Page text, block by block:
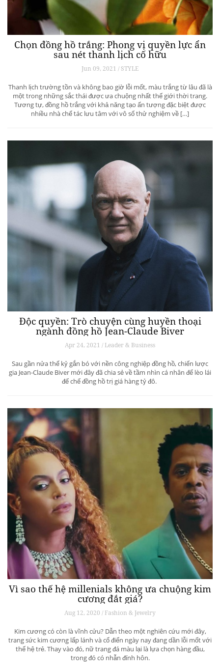
Chọn đồng hồ trắng: Phong vị quyền lực ẩn
sau nét thanh lịch cố hữu
Jun 09, 2021 / STYLE
Thanh lịch trường tồn và không bao giờ lỗi mốt, màu trắng từ lâu đã là
một trong những sắc thái được ưa chuộng nhất thế giới thời trang.
Tương tự, đồng hồ trắng với khả năng tạo ấn tượng đặc biệt được
nhiều nhà chế tác lưu tâm với vô số thử nghiệm về […]
Độc quyền: Trò chuyện cùng huyền thoại
ngành đồng hồ Jean-Claude Biver
Apr 24, 2021 / Leader & Business
Sau gần nửa thế kỷ gắn bó với nền công nghiệp đồng hồ, chiến lược
gia Jean-Claude Biver mới đây đã chia sẻ về tầm nhìn cá nhân để lèo lái
đế chế đồng hồ trị giá hàng tỷ đô.
Vì sao thế hệ millenials không ưa chuộng kim
cương đắt giá?
Aug 12, 2020 / Fashion & Jewelry
Kim cương có còn là vĩnh cửu? Dẫn theo một nghiên cứu mới đây,
trang sức kim cương lấp lánh và cổ điển ngày nay đang dần lỗi mốt với
thế hệ trẻ. Thay vào đó, nữ trang đá màu lại là lựa chọn hàng đầu,
trong đó có nhẫn đính hôn.